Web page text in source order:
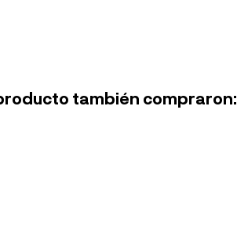
también compraron: